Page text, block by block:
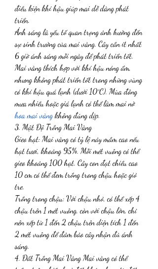
điều kiện khí hậu giúp mai dễ dàng phát
triển.
Ánh sáng là yếu tố quan trọng ảnh hưởng đến
sự sinh trưởng của mai vàng. Cây cần ít nhất
6 giờ ánh sáng mỗi ngày để phát triển tốt.
Mai vàng thích hợp với khí hậu nóng ẩm,
nhưng không phát triển tốt trong những vùng
có khí hậu quá lạnh (dưới 10°C). Mùa đông
mưa nhiều hoặc giá lạnh có thể làm mai nở
hoa mai vàng không đúng dịp.
3. Mật Độ Trồng Mai Vàng
Gieo hạt: Mai vàng có tỷ lệ nảy mầm cao nếu
hạt tươi, khoảng 95%. Mỗi mét vuông có thể
gieo khoảng 100 hạt. Cây con đạt chiều cao
10 cm có thể đem trồng trong chậu hoặc giỏ
tre.
Trồng trong chậu: Với chậu nhỏ, có thể xếp 4
chậu trên 1 mét vuông, còn với chậu lớn, chỉ
nên xếp từ 1 đến 2 chậu trên diện tích 1 đến
2 mét vuông để đảm bảo cây nhận đủ ánh
sáng.
4. Đất Trồng Mai Vàng Mai vàng có thể